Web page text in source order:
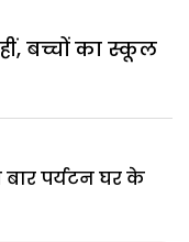
बच्चों का स्कूल
बार पर्यटन घर के